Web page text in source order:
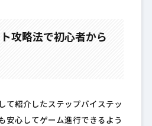
攻略法で初心者から
て紹介したステップバイステッ
安心してゲーム進行できるよう